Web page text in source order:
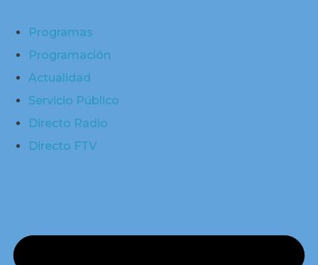
Programas
Programación
Actualidad
Servicio Público
Directo Radio
Directo FTV